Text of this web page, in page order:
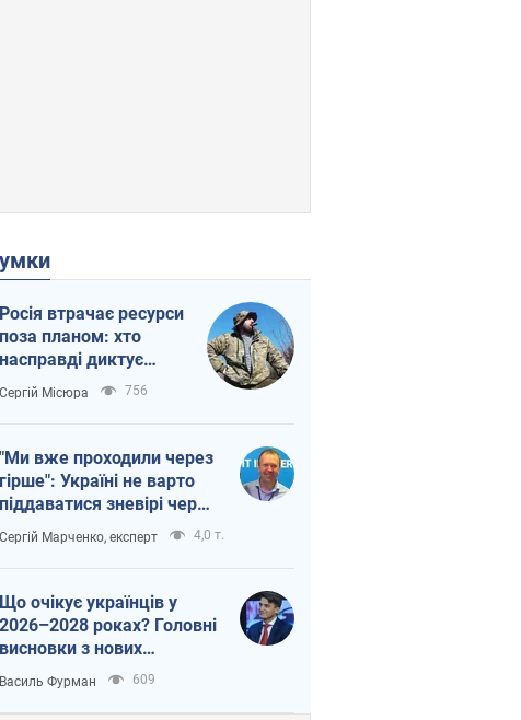
Думки
Росія втрачає ресурси
поза планом: хто
насправді диктує
темп війни
Сергій Місюра 756
"Ми вже проходили через
гірше": Україні не варто
піддаватися зневірі через
ракетний терор
Сергій Марченко, експерт 4,0 т.
Що очікує українців у
2026–2028 роках? Головні
висновки з нових
прогнозів від НБУ
Василь Фурман 609